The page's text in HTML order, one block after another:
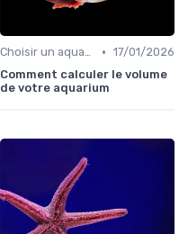
Choisir un aquarium • 17/01/2026
Comment calculer le volume
de votre aquarium